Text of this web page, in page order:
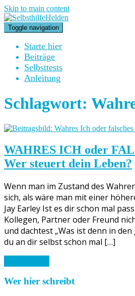
Skip to main content
Toggle navigation
Starte hier
Beiträge
Selbsttests
Anleitung
Schlagwort:
WAHRES ICH oder
Wer steuert dein Leben?
Wenn man im Zustand des
sich, als wäre man mit einer
Jay Earley Ist es dir schon mal
Kollegen, Partner oder Freund
und dachtest „Was ist denn in
du an dir selbst schon mal […]
Wer hier schreibt